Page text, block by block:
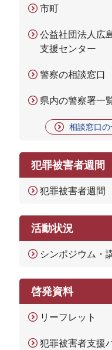
市町
公益社団法人広
支援センター
警察の相談窓口
県内の警察署一
相談窓口
犯罪被害者週間
犯罪被害者週間
活動状況
シンポジウム・
啓発資料
リーフレット
犯罪被害者支援